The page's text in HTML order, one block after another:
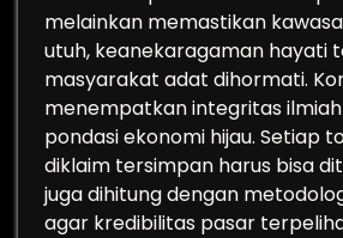
melainkan memastikan
utuh, keanekaragaman hayati
masyarakat adat dihormati.
menempatkan integritas
pondasi ekonomi hijau. Setiap
diklaim tersimpan harus bisa
juga dihitung dengan
agar kredibilitas pasar